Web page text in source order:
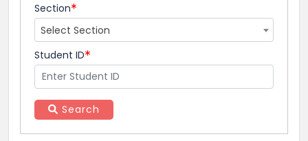
Section
Select Section
Student ID
Search